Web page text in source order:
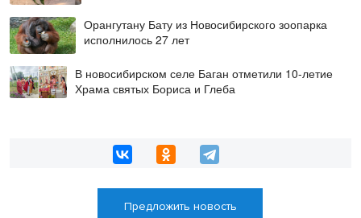
Орангутану Бату из Новосибирского зоопарка
исполнилось 27 лет
В новосибирском селе Баган отметили 10-летие
Храма святых Бориса и Глеба
Предложить новость